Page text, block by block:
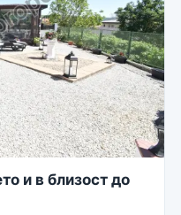
и в близост до